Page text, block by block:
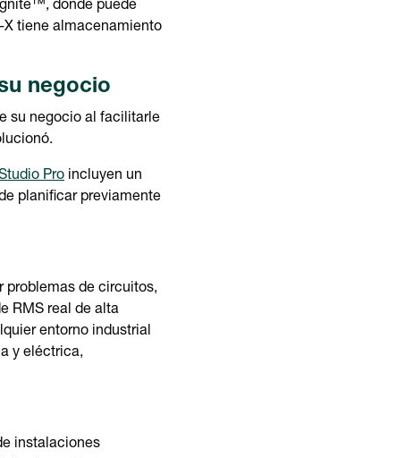
donde puede
X tiene almacenamiento
negocio
su negocio al facilitarle
Pro incluyen un
planificar previamente
problemas de circuitos,
RMS real de alta
entorno industrial
y eléctrica,
instalaciones